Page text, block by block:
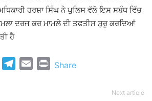
ਹਰਸ਼ਾ ਸਿੰਘ ਨੇ ਪੁਲਿਸ ਵੱਲੋ ਇਸ ਸਬੰਧ ਵਿੱਚ
ਦਰਜ ਕਰ ਮਾਮਲੇ ਦੀ ਤਫਤੀਸ ਸ਼ੁਰੂ ਕਰਦਿਆਂ
ਹੈ
LinkedInTelegram
Email Print
Share
Next article